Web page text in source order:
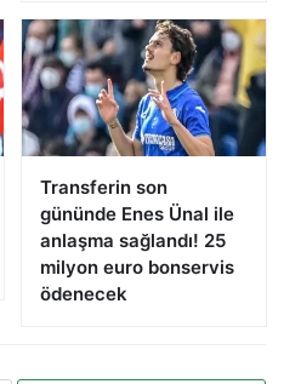
Transferin son
gününde Enes Ünal ile
anlaşma sağlandı! 25
milyon euro bonservis
ödenecek